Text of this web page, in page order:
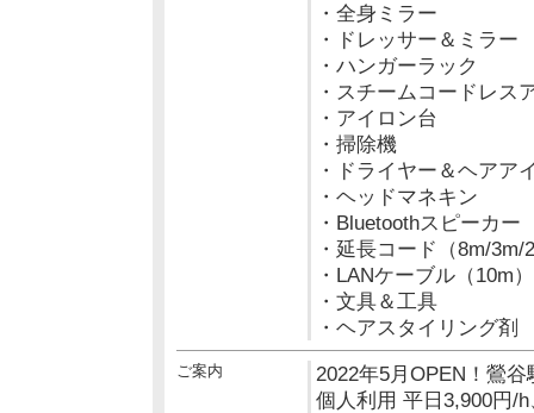
・全身ミラー
・ドレッサー＆ミラー
・ハンガーラック
・スチームコードレス
・アイロン台
・掃除機
・ドライヤー＆ヘアア
・ヘッドマネキン
・Bluetoothスピーカー
・延長コード（8m/3m/
・LANケーブル（10m）
・文具＆工具
・ヘアスタイリング剤
ご案内
2022年5月OPEN！鶯
個人利用 平日3,900円/